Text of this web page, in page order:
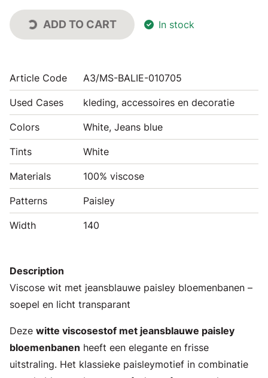
ADD TO CART In stock
Article Code A3/MS-BALIE-010705
Used Cases kleding, accessoires en decoratie
Colors White, Jeans blue
Tints White
Materials 100% viscose
Patterns Paisley
Width 140
Description
Viscose wit met jeansblauwe paisley bloemenbanen –
soepel en licht transparant
Deze witte viscosestof met jeansblauwe paisley
bloemenbanen heeft een elegante en frisse
uitstraling. Het klassieke paisleymotief in combinatie